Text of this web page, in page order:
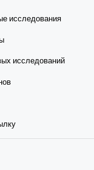
исследования
исследований